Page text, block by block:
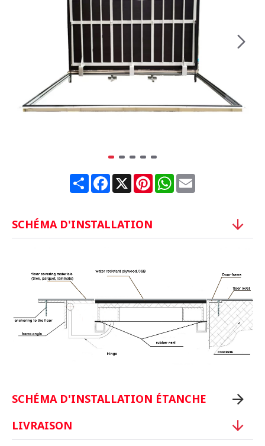
ShareFacebook
X PinterestWhatsApp
Email
SCHÉMA D'INSTALLATION
SCHÉMA D'INSTALLATION ÉTANCHE
LIVRAISON